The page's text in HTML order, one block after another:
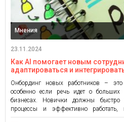
Мнения
23.11.2024
Как AI помогает новым
адаптироваться и
Онбординг новых работников –
особенно если речь идет о больших
бизнесах. Новички должны быстро
процессы и эффективно
длительным и требует постоянного